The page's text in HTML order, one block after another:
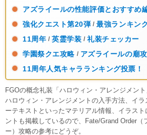
アズライールの性能評価とおすすめ
強化クエスト第20弾 / 最強ランキン
11周年 / 英霊学装 / 礼装チェッカー
学園祭クエ攻略 / アズライールの廟
11周年人気キャラランキング投票！
FGOの概念礼装「ハロウィン・アレンジメント
ハロウィン・アレンジメントの入手方法、イ
ーテキストといったマテリアル情報、イラス
ントも掲載しているので、Fate/Grand Order（
ー）攻略の参考にどうぞ。